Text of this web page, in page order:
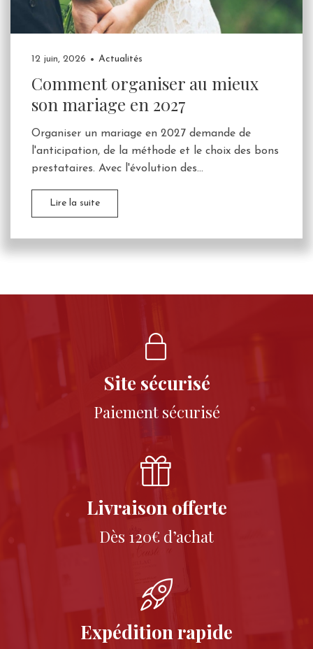
12 juin, 2026 Actualités
Comment organiser au mieux
son mariage en 2027
Organiser un mariage en 2027 demande de
l'anticipation, de la méthode et le choix des bons
prestataires. Avec l'évolution des...
Lire la suite
Site sécurisé
Paiement sécurisé
Livraison offerte
Dès 120€ d’achat
Expédition rapide